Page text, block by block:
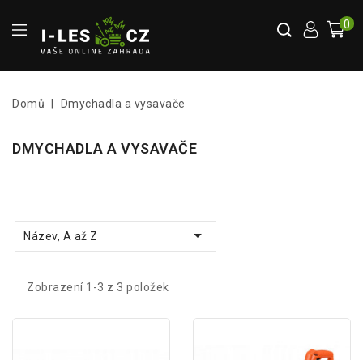
0
Domů Dmychadla a vysavače
DMYCHADLA A VYSAVAČE
Název, A až Z 
Zobrazení 1-3 z 3 položek